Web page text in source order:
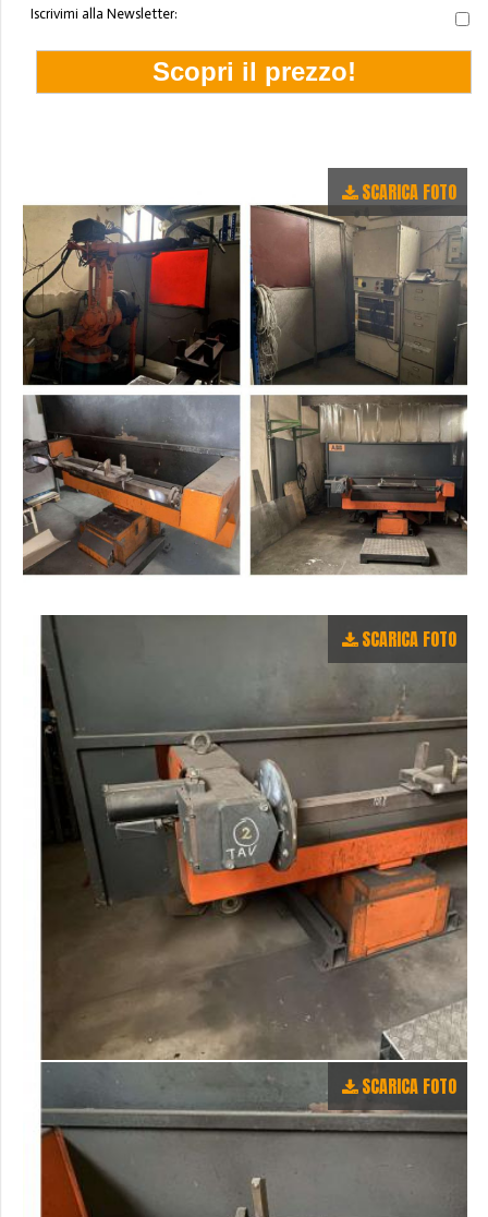
Iscrivimi alla Newsletter:
SCARICA FOTO
SCARICA FOTO
SCARICA FOTO